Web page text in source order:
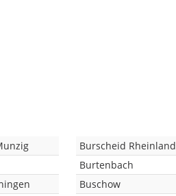
Burscheid Rheinland
Burtenbach
Buschow